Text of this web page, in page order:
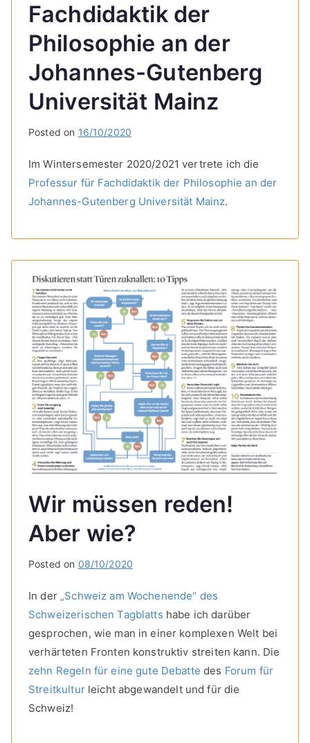
Fachdidaktik der
Philosophie an der
Johannes-Gutenberg
Universität Mainz
Posted on 16/10/2020
Im Wintersemester 2020/2021 vertrete ich die
Professur für Fachdidaktik der Philosophie an der
Johannes-Gutenberg Universität Mainz.
Wir müssen reden!
Aber wie?
Posted on 08/10/2020
In der „Schweiz am Wochenende“ des
Schweizerischen Tagblatts habe ich darüber
gesprochen, wie man in einer komplexen Welt bei
verhärteten Fronten konstruktiv streiten kann. Die
zehn Regeln für eine gute Debatte des Forum für
Streitkulturleicht abgewandelt und für die
Schweiz!